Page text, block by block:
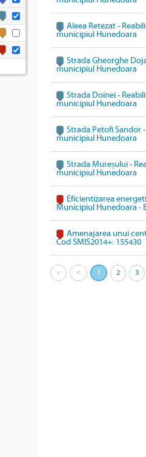
Aleea Retezat -
municipiul Hunedoara
Strada Gheorghe
municipiul Hunedoara
Strada Doinei -
municipiul Hunedoara
Strada Petofi Sandor
municipiul Hunedoara
Strada Mureșului -
municipiul Hunedoara
Eficientizarea
Municipiul Hunedoara -
Amenajarea unui
Cod SMIS2014+: 155430
« < 1 2 3